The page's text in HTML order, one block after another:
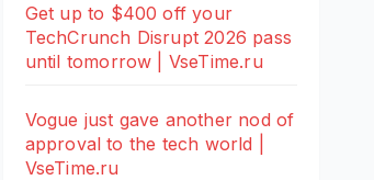
Get up to $400 off your
TechCrunch Disrupt 2026 pass
until tomorrow | VseTime.ru
Vogue just gave another nod of
approval to the tech world |
VseTime.ru